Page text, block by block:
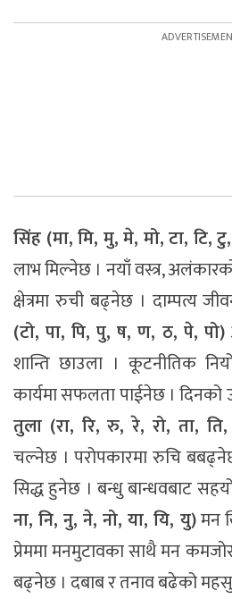
सिंह (मा, मि, मु, मे, मो, टा, टि,
लाभ मिल्नेछ । नयाँ वस्त्र,
क्षेत्रमा रुची बढ्नेछ । दाम्पत्य
(टो, पा, पि, पु, ष, ण, ठ, पे, पो)
शान्ति छाउला । कूटनीतिक
कार्यमा सफलता पाईनेछ । दिनको
तुला (रा, रि, रु, रे, रो, ता,
चल्नेछ । परोपकारमा रुचि
सिद्ध हुनेछ । बन्धु बान्धवबाट
ना, नि, नु, ने, नो, या, यि, यु)मन
प्रेममा मनमुटावका साथै मन
बढ्नेछ । दबाब र तनाव बढेको